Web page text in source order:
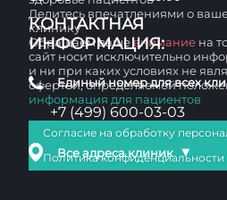
КОНТАКТНАЯ
ИНФОРМАЦИЯ:
Единый номер для всех
+7 (499) 600-03-03
Все адреса клиник ▼
Делитесь впечатлениями о
клинику
Обращаем вашевнимание на
сайт носит исключительно
и ни при каких условиях не
офертой, определяемой
информация для пациентов
Согласие на обработку
Политика конфиденциальности